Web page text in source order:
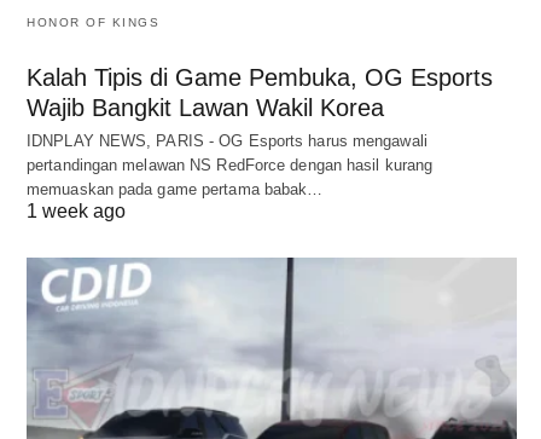
HONOR OF KINGS
Kalah Tipis di Game Pembuka, OG Esports
Wajib Bangkit Lawan Wakil Korea
IDNPLAY NEWS, PARIS - OG Esports harus mengawali
pertandingan melawan NS RedForce dengan hasil kurang
memuaskan pada game pertama babak…
1 week ago